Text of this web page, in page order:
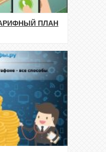
ПЛАН